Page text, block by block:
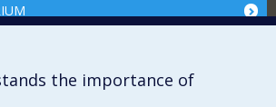
the importance of